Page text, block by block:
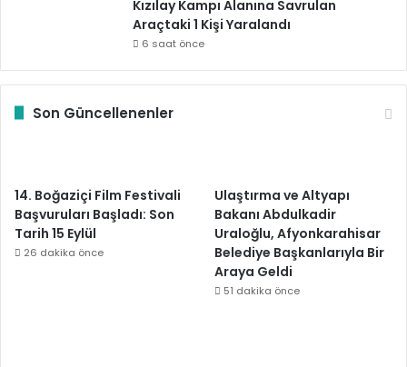
Kızılay Kampı Alanına Savrulan
Araçtaki 1 Kişi Yaralandı
6 saat önce
Son Güncellenenler
14. Boğaziçi Film Festivali
Başvuruları Başladı: Son
Tarih 15 Eylül
26 dakika önce
Ulaştırma ve Altyapı
Bakanı Abdulkadir
Uraloğlu, Afyonkarahisar
Belediye Başkanlarıyla Bir
Araya Geldi
51 dakika önce